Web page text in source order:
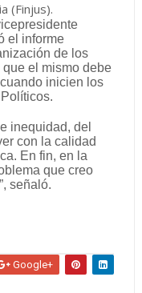
(Finjus).
el informe
de los
el mismo debe
inicien los
inequidad, del
con la calidad
En fin, en la
que creo
señaló.
Google+